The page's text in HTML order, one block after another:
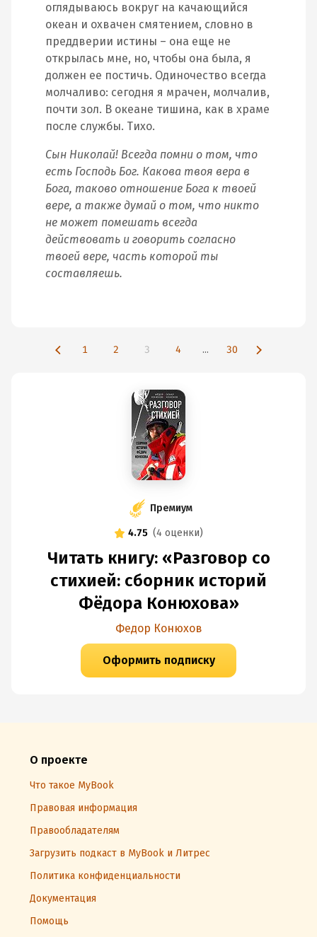
оглядываюсь вокруг на качающийся
океан и охвачен смятением, словно в
преддверии истины – она еще не
открылась мне, но, чтобы она была, я
должен ее постичь. Одиночество всегда
молчаливо: сегодня я мрачен, молчалив,
почти зол. В океане тишина, как в храме
после службы. Тихо.
Сын Николай! Всегда помни о том, что
есть Господь Бог. Какова твоя вера в
Бога, таково отношение Бога к твоей
вере, а также думай о том, что никто
не может помешать всегда
действовать и говорить согласно
твоей вере, часть которой ты
составляешь.
1 2 3 4 ... 30
Премиум
4.75 (4 оценки)
Читать книгу: «Разговор со
стихией: сборник историй
Фёдора Конюхова»
Федор Конюхов
Оформить подписку
О проекте
Что такое MyBook
Правовая информация
Правообладателям
Загрузить подкаст в MyBook и Литрес
Политика конфиденциальности
Документация
Помощь